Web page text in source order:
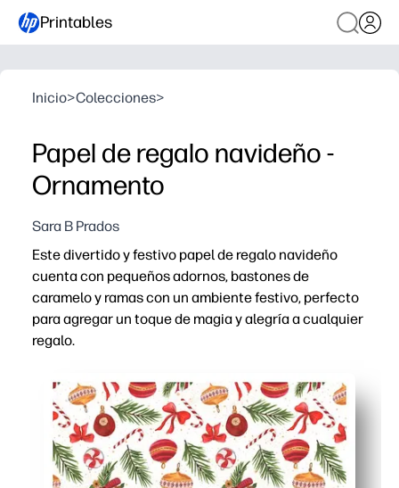
Printables
Inicio>Colecciones>
Papel de regalo navideño -
Ornamento
Sara B Prados
Este divertido y festivo papel de regalo navideño
cuenta con pequeños adornos, bastones de
caramelo y ramas con un ambiente festivo, perfecto
para agregar un toque de magia y alegría a cualquier
regalo.
Imprima bajo demanda: omita las tiradas de la tienda y
Hecho para impresoras domésticas - use letra o A4, sin
Actividad para niños: deje que los niños o estudiantes
Patrón versátil: perfecto para manualidades, tarjetas,